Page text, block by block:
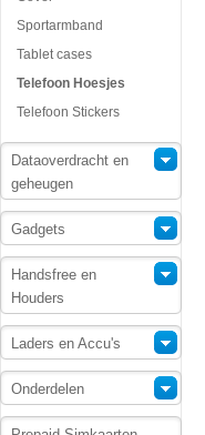
Sportarmband
Tablet cases
Telefoon Hoesjes
Telefoon Stickers
Dataoverdracht en
geheugen
Gadgets
Handsfree en
Houders
Laders en Accu's
Onderdelen